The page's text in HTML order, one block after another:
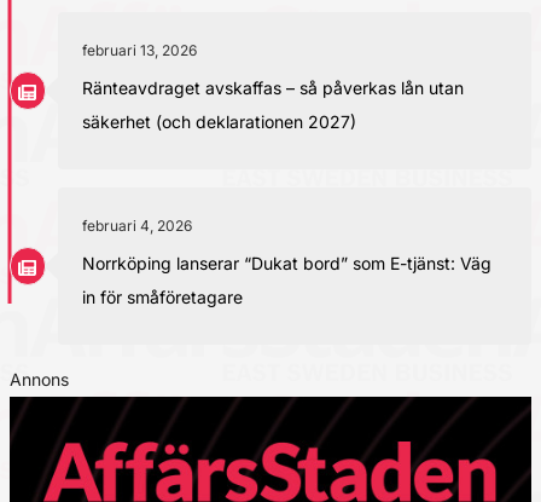
februari 13, 2026
Ränteavdraget avskaffas – så påverkas lån utan
säkerhet (och deklarationen 2027)
februari 4, 2026
Norrköping lanserar “Dukat bord” som E-tjänst: Väg
in för småföretagare
Annons